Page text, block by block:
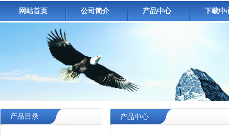
网站首页 公司简介 产品中心 下载中
产品目录 产品中心